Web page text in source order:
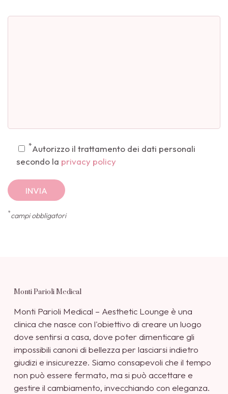
*Autorizzo il trattamento dei dati personali
secondo la privacy policy
*campi obbligatori
Monti Parioli Medical
Monti Parioli Medical – Aesthetic Lounge è una
clinica che nasce con l'obiettivo di creare un luogo
dove sentirsi a casa, dove poter dimenticare gli
impossibili canoni di bellezza per lasciarsi indietro
giudizi e insicurezze. Siamo consapevoli che il tempo
non può essere fermato, ma si può accettare e
gestire il cambiamento, invecchiando con eleganza.